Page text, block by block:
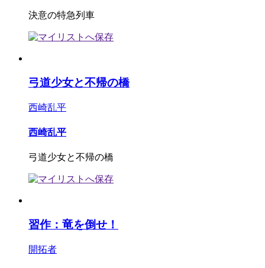
決意の特急列車
弓道少女と不帰の橋
西崎乱平
西崎乱平
弓道少女と不帰の橋
習作：竜を倒せ！
開拓者